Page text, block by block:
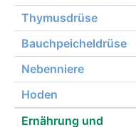
Thymusdrüse
Bauchpeicheldrüse
Nebenniere
Hoden
Ernährung und